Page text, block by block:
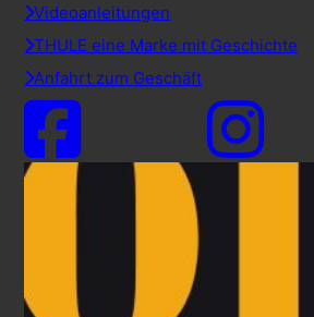
Videoanleitungen
THULE eine Marke mit Geschichte
Anfahrt zum Geschäft